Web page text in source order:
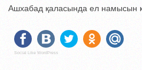
Ашхабад қаласында ел намысын
Social Like WordPress